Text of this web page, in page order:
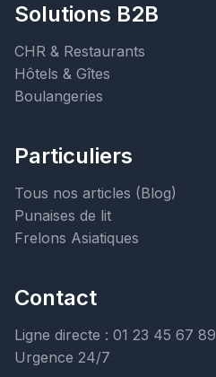
Solutions B2B
CHR & Restaurants
Hôtels & Gîtes
Boulangeries
Particuliers
Tous nos articles (Blog)
Punaises de lit
Frelons Asiatiques
Contact
Ligne directe : 01 23 45 67 89
Urgence 24/7